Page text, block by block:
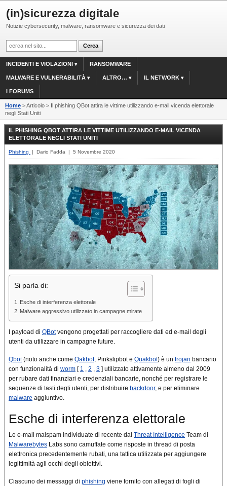
(in)sicurezza digitale
Notizie cybersecurity, malware, ransomware e sicurezza dei dati
INCIDENTI E VIOLAZIONI RANSOMWARE
MALWARE E VULNERABILITÀ ALTRO… IL NETWORK
I FORUMS
Home > Articolo > Il phishing QBot attira le vittime utilizzando e-mail vicenda elettorale
negli Stati Uniti
IL PHISHING QBOT ATTIRA LE VITTIME UTILIZZANDO E-MAIL VICENDA
ELETTORALE NEGLI STATI UNITI
Phishing | Dario Fadda | 5 Novembre 2020
Si parla di:
Esche di interferenza elettorale
Malware aggressivo utilizzato in campagne mirate
I payload di QBotvengono progettati per raccogliere dati ed e-mail degli
utenti da utilizzare in campagne future.
Qbot(noto anche come Qakbot, Pinkslipbot e Quakbot) è un trojan bancario
con funzionalità di worm [ 1 , 2 , 3 ] utilizzato attivamente almeno dal 2009
per rubare dati finanziari e credenziali bancarie, nonché per registrare le
sequenze di tasti degli utenti, per distribuire backdoor, e per eliminare
malware aggiuntivo.
Esche di interferenza elettorale
Le e-mail malspam individuate di recente dal Threat Intelligence Team di
Malwarebytes Labs sono camuffate come risposte in thread di posta
elettronica precedentemente rubati, una tattica utilizzata per aggiungere
legittimità agli occhi degli obiettivi.
Ciascuno dei messaggi di phishing viene fornito con allegati di fogli di